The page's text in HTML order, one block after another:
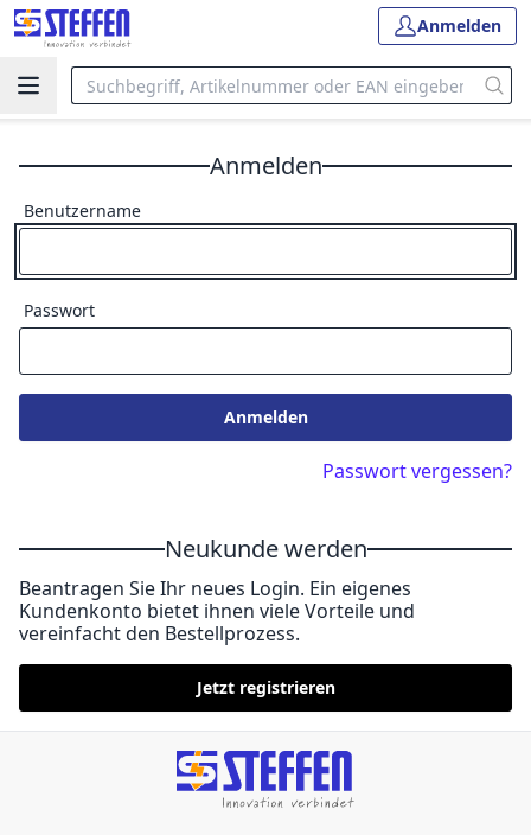
Anmelden
Anmelden
Benutzername
Passwort
Anmelden
Passwort vergessen?
Neukunde werden
Beantragen Sie Ihr neues Login. Ein eigenes
Kundenkonto bietet ihnen viele Vorteile und
vereinfacht den Bestellprozess.
Jetzt registrieren